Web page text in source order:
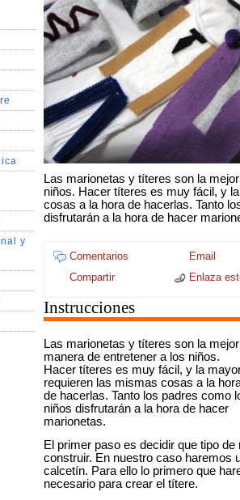
y
Las marionetas y títeres son la
niños. Hacer títeres es muy fácil, y
cosas a la hora de hacerlas. Tanto
disfrutarán a la hora de hacer
Comentarios
Email
Compartir
Enlaza
Instrucciones
Las marionetas y títeres son la mejor
manera de entretener a los niños.
Hacer títeres es muy fácil, y la
requieren las mismas cosas a la
de hacerlas. Tanto los padres como
niños disfrutarán a la hora de hacer
marionetas.
El primer paso es decidir que tipo
construir. En nuestro caso haremos
calcetín. Para ello lo primero que
necesario para crear el títere.